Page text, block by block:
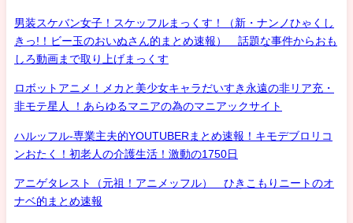
男装スケバン女子！スケッフルまっくす！（新・ナンノひゃくし
きっ!！ビー玉のおいぬさん的まとめ速報） 話題な事件からおも
しろ動画まで取り上げまっくす
ロボットアニメ！メカと美少女キャラだいすき永遠の非リア充・
非モテ星人 ！あらゆるマニアの為のマニアックサイト
ハルッフル-専業主夫的YOUTUBERまとめ速報！キモデブロリコ
ンおたく！初老人の介護生活！激動の1750日
アニゲタレスト（元祖！アニメッフル） ひきこもりニートのオ
ナベ的まとめ速報